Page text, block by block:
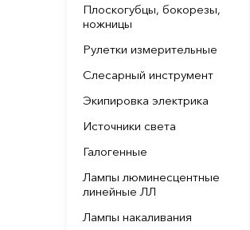
Плоскогубцы, бокорезы,
ножницы
Рулетки измерительные
Слесарный инструмент
Экипировка электрика
Источники света
Галогенные
Лампы люминесцентные
линейные ЛЛ
Лампы накаливания